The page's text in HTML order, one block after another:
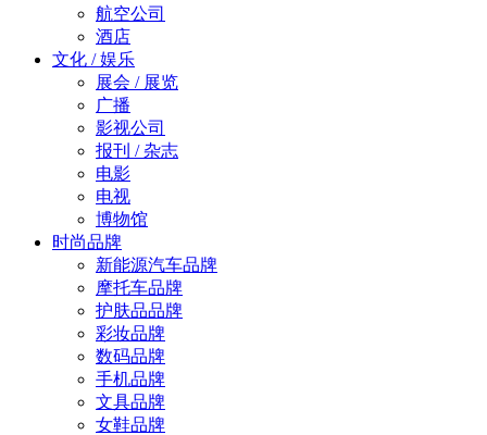
航空公司
酒店
文化 / 娱乐
展会 / 展览
广播
影视公司
报刊 / 杂志
电影
电视
博物馆
时尚品牌
新能源汽车品牌
摩托车品牌
护肤品品牌
彩妆品牌
数码品牌
手机品牌
文具品牌
女鞋品牌